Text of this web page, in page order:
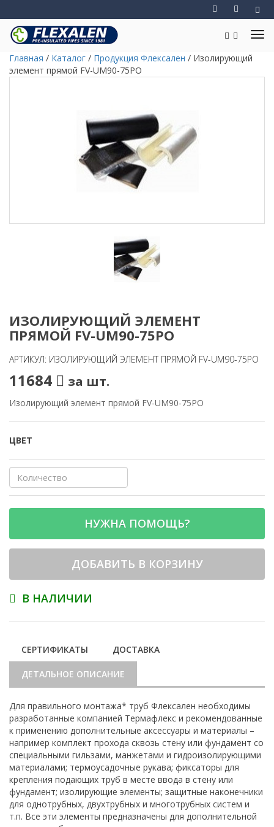
Главная / Каталог / Продукция Флексален / Изолирующий
элемент прямой FV-UM90-75PO
ИЗОЛИРУЮЩИЙ ЭЛЕМЕНТ
ПРЯМОЙ FV-UM90-75PO
АРТИКУЛ: ИЗОЛИРУЮЩИЙ ЭЛЕМЕНТ ПРЯМОЙ FV-UM90-75PO
11684 за шт.
Изолирующий элемент прямой FV-UM90-75PO
ЦВЕТ
НУЖНА ПОМОЩЬ?
ДОБАВИТЬ В КОРЗИНУ
В НАЛИЧИИ
СЕРТИФИКАТЫ ДОСТАВКА
ДЕТАЛЬНОЕ ОПИСАНИЕ
Для правильного монтажа* труб Флексален необходимы
разработанные компанией Термафлекс и рекомендованные
к применению дополнительные аксессуары и материалы –
например комплект прохода сквозь стену или фундамент со
специальными гильзами, манжетами и гидроизолирующими
материалами; термоусадочные рукава; фиксаторы для
крепления подающих труб в месте ввода в стену или
фундамент; изолирующие элементы; защитные наконечники
для однотрубных, двухтрубных и многотрубных систем и
т.п. Все эти элементы предназначены для дополнительной